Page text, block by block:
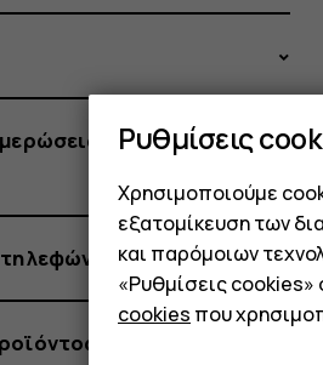
και αντίγραφα
σας
και ασφάλειας
Ρυθμίσεις
Χρησιμοποιούμε
εξατομίκευση των
και παρόμοιων
«Ρυθμίσεις
cookies που